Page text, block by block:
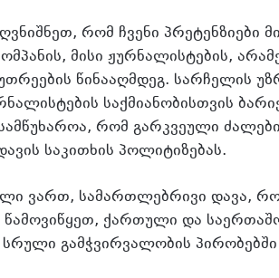
რომ ჩვენი პრეტენზიები
მისი ჟურნალისტების,
წინააღმდეგ. სარჩელის
საქმიანობისთვის
სამწუხაროა, რომ გარკვეული
საკითხის პოლიტიზებას.
ვართ, სამართლებრივი დავა,
ქართული და
გამჭვირვალობის